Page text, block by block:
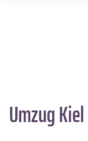
Umzug Kiel